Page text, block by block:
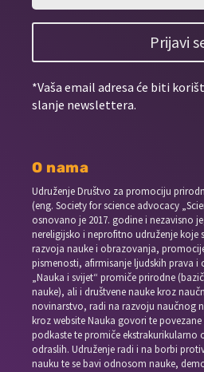
Prijavi
*Vaša email adresa će biti
slanje newslettera.
O nama
Udruženje Društvo za promociju
(eng. Society for science advocacy
osnovano je 2017. godine i nezavisno
nereligijsko i neprofitno udruženje koje
razvoja nauke i obrazovanja,
pismenosti, afirmisanje ljudskih prava i
„Nauka i svijet“ promiče prirodne
nauke), ali i društvene nauke kroz
novinarstvo, radi na razvoju naučnog
kroz website Nauka govori te
podkaste te promiče ekstrakurikularno
odraslih. Udruženje radi i na borbi
nauku te se bavi odnosom nauke,